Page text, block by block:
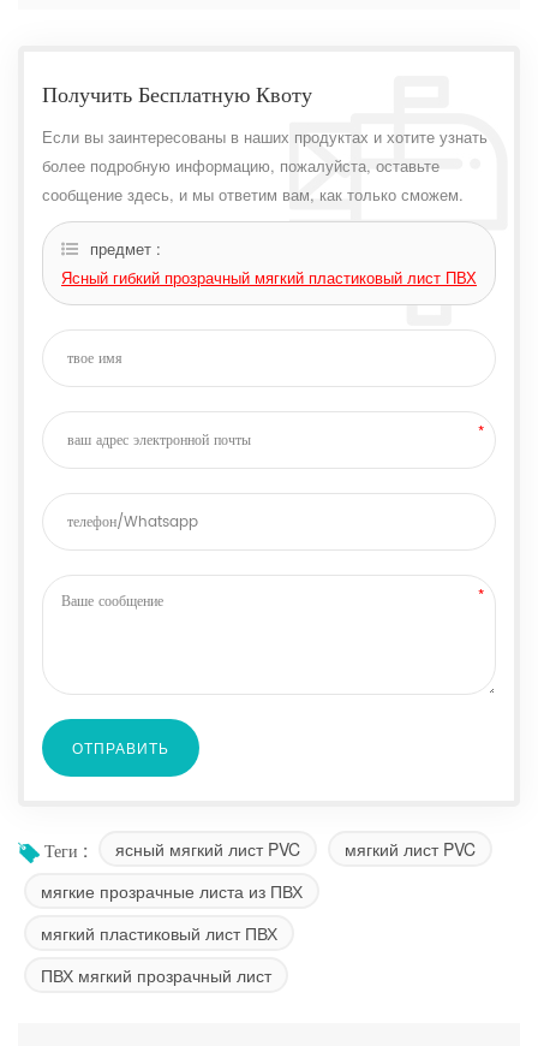
Получить Бесплатную Квоту
Если вы заинтересованы в наших продуктах и ​​хотите узнать
более подробную информацию, пожалуйста, оставьте
сообщение здесь, и мы ответим вам, как только сможем.
предмет :
Ясный гибкий прозрачный мягкий пластиковый лист ПВХ
Теги : ясный мягкий лист PVC
мягкий лист PVC
мягкие прозрачные листа из ПВХ
мягкий пластиковый лист ПВХ
ПВХ мягкий прозрачный лист